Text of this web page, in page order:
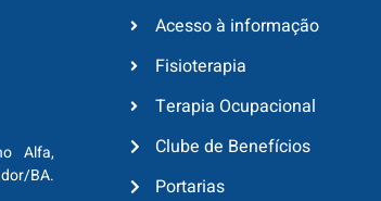
Alfa,
BA.
Acesso à informação
Fisioterapia
Terapia Ocupacional
Clube de Benefícios
Portarias